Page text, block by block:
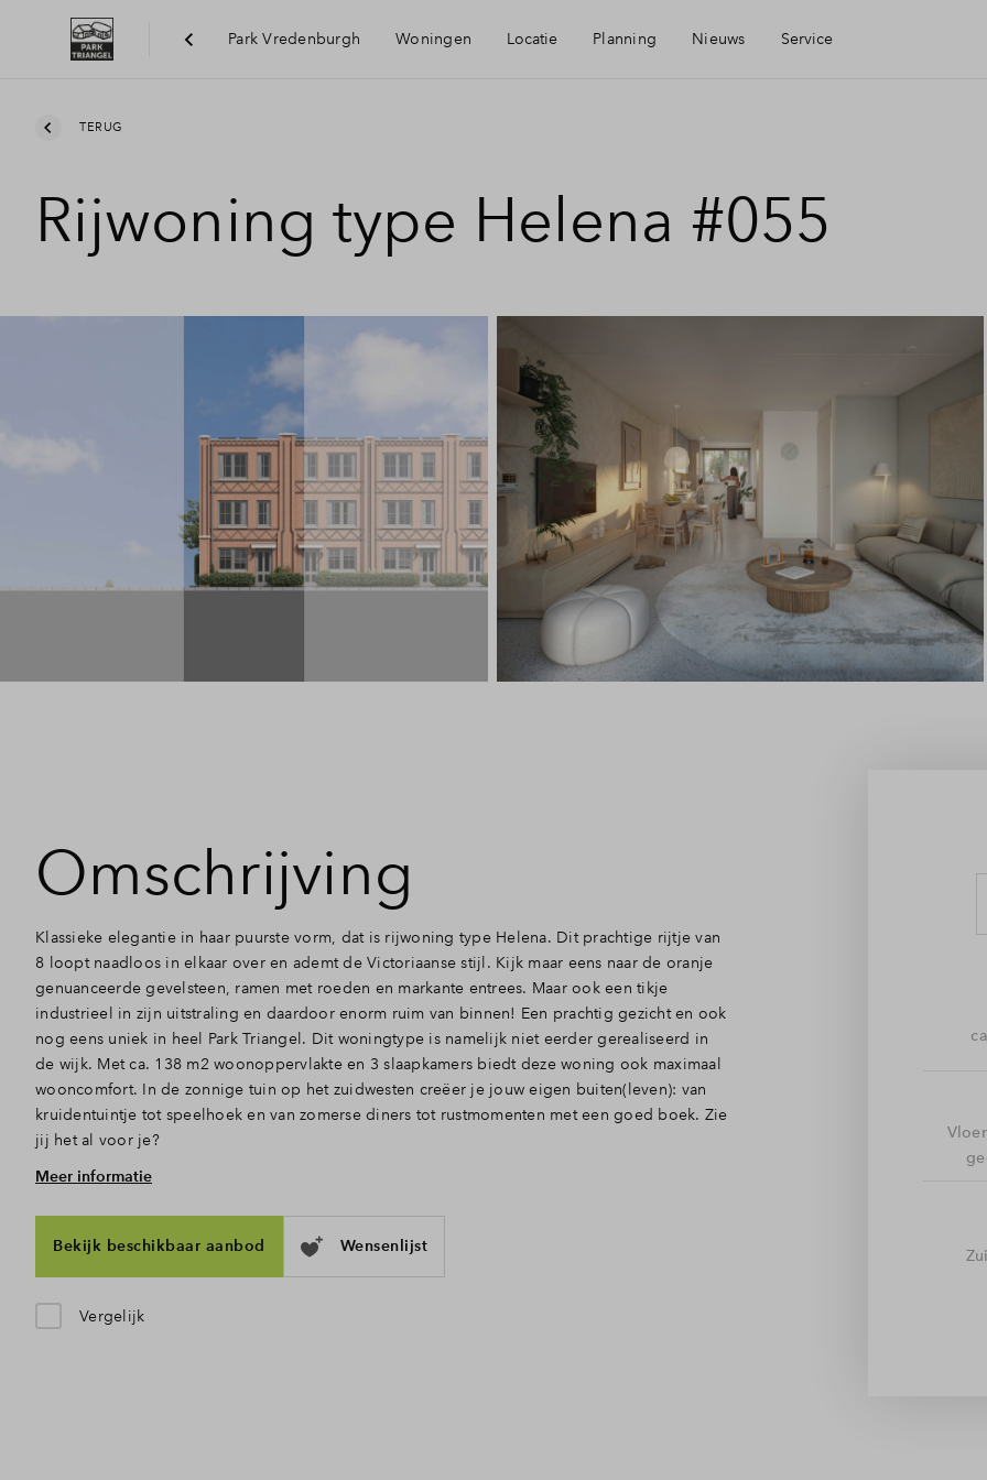
Park Vredenburgh Woningen Locatie
Voorzieningen
Planning Nieuws Service
Financiele check
Leeswijzer
Veelgestelde vragen
Contact
TERUG
Rijwoning type Helena #055
Omschrijving
Klassieke elegantie in haar puurste vorm, dat is rijwoning type Helena. Dit prachtige rijtje van
8 loopt naadloos in elkaar over en ademt de Victoriaanse stijl. Kijk maar eens naar de oranje
genuanceerde gevelsteen, ramen met roeden en markante entrees. Maar ook een tikje
industrieel in zijn uitstraling en daardoor enorm ruim van binnen! Een prachtig gezicht en ook
nog eens uniek in heel Park Triangel. Dit woningtype is namelijk niet eerder gerealiseerd in
de wijk. Met ca. 138 m2 woonoppervlakte en 3 slaapkamers biedt deze woning ook maximaal
wooncomfort. In de zonnige tuin op het zuidwesten creëer je jouw eigen buiten(leven): van
kruidentuintje tot speelhoek en van zomerse diners tot rustmomenten met een goed boek. Zie
jij het al voor je?
Binnen en buiten in verbinding
naar het woongedeelte, waar het daglicht door de hoge ramen en deuren rijkelijk
binnenstroomt. De open indeling is ook perfect, zo zijn koken, eten en wonen gezellig met
elkaar verbonden. Achterin, waar plek is voor een gezellige zithoek, zet je ‘s zomers de
tuindeuren lekker open naar de achtertuin.
Meer informatie
Bekijk beschikbaar aanbod Wensenlijst
Vergelijk